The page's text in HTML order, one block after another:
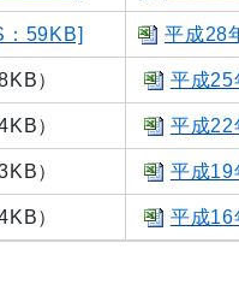
59KB] 平成28
） 平成25
） 平成22
） 平成19
） 平成16